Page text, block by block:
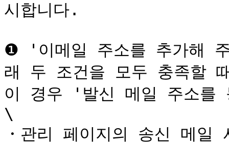
시합니다.
❶ '이메일 주소를 추가해
래 두 조건을 모두 충족할
이 경우 '발신 메일 주소
\
・관리 페이지의 송신 메